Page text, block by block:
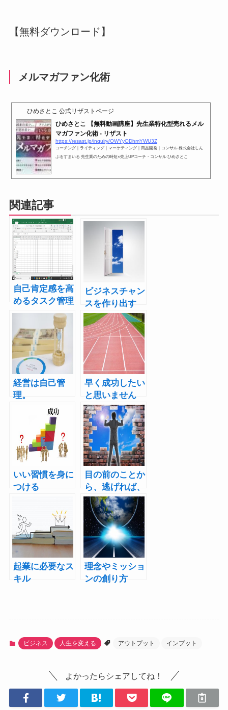
【無料ダウンロード】
メルマガファン化術
ひめさとこ 公式リザストページ
ひめさとこ 【無料動画講座】先生業特化型売れるメル
マガファン化術 - リザスト
https://resast.jp/inquiry/OWYyODhmYWU3Z
コーチング｜ライティング｜マーケティング｜商品開発｜コンサル 株式会社しん
ぷるすまいる 先生業のための時短×売上UPコーチ・コンサル ひめさとこ
関連記事
自己肯定感を高
めるタスク管理
法
ビジネスチャン
スを作り出す
経営は自己管
理。
早く成功したい
と思いません
か？
いい習慣を身に
つける
目の前のことか
ら、逃げれば、
夢も遠ざかって
いく
起業に必要なス
キル
理念やミッショ
ンの創り方
ビジネス 人生を変える アウトプット インプット
よかったらシェアしてね！